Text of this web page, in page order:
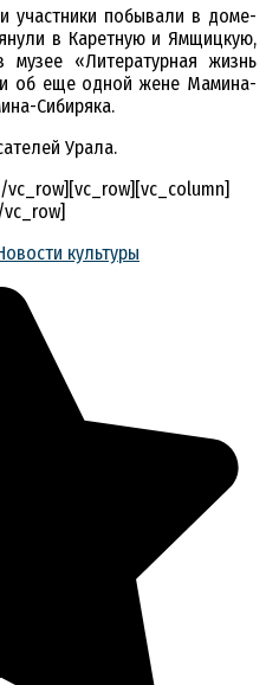
участники побывали в доме-
в Каретную и Ямщицкую,
«Литературная жизнь
об еще одной жене Мамина-
Сибиряка.
Урала.
культуры